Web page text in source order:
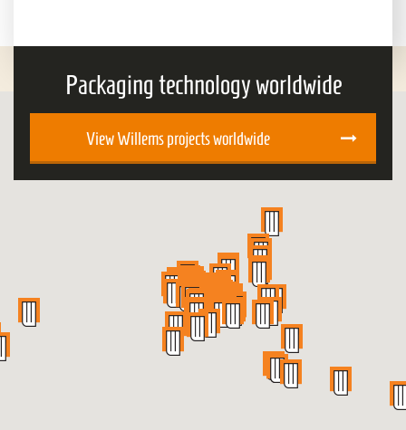
Packaging technology worldwide
View Willems projects worldwide